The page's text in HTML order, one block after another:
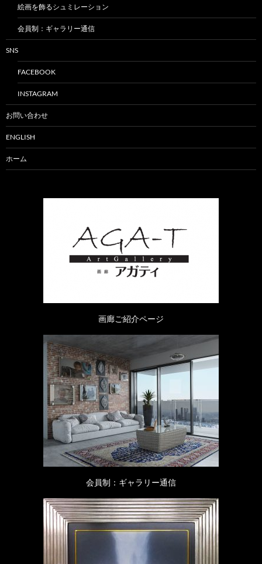
絵画を飾るシュミレーション
会員制：ギャラリー通信
SNS
FACEBOOK
INSTAGRAM
お問い合わせ
ENGLISH
ホーム
画廊ご紹介ページ
会員制：ギャラリー通信